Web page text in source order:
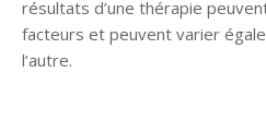
résultats d’une thérapie
facteurs et peuvent varier
l’autre.